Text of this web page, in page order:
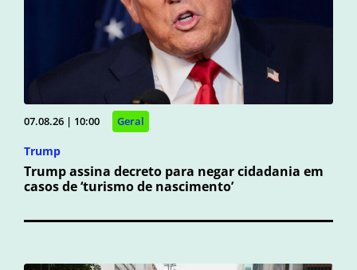
07.08.26 | 10:00 Geral
Trump
Trump assina decreto para negar cidadania em
casos de ‘turismo de nascimento’